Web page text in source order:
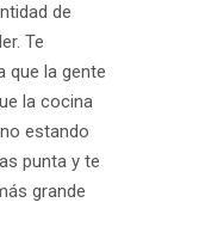
de
Te
que la gente
la cocina
estando
punta y te
grande